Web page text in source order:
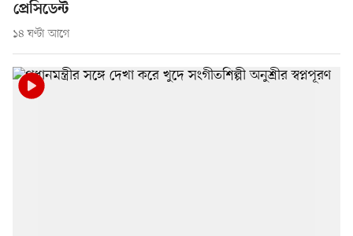
প্রেসিডেন্ট
১৪ ঘণ্টা আগে